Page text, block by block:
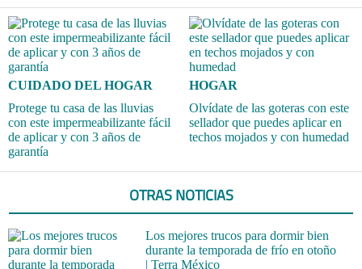
CUIDADO DEL HOGAR
Protege tu casa de las lluvias
con este impermeabilizante fácil
de aplicar y con 3 años de
garantía
HOGAR
Olvídate de las goteras con este
sellador que puedes aplicar en
techos mojados y con humedad
OTRAS NOTICIAS
Los mejores trucos para dormir bien
durante la temporada de frío en otoño
| Terra México